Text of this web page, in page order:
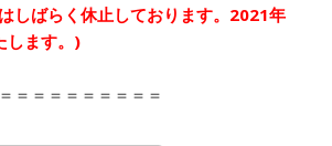
しばらく休止しております。2021年
します。)
＝＝＝＝＝＝＝＝＝